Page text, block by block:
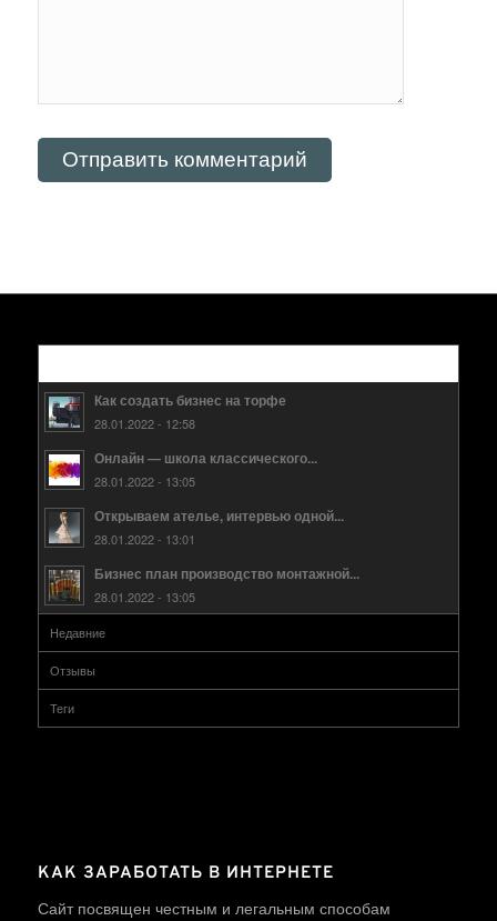
Как создать бизнес на торфе
28.01.2022 - 12:58
Онлайн — школа классического...
28.01.2022 - 13:05
Открываем ателье, интервью одной...
28.01.2022 - 13:01
Бизнес план производство монтажной...
28.01.2022 - 13:05
Недавние
Отзывы
Теги
КАК ЗАРАБОТАТЬ В ИНТЕРНЕТЕ
Сайт посвящен честным и легальным способам